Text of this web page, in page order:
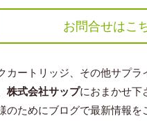
お問合せはこ
カートリッジ、その他サプラ
株式会社サップにおまかせ下
ためにブログで最新情報を